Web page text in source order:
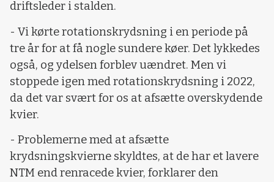
driftsleder i stalden.
- Vi kørte rotationskrydsning i en periode på
tre år for at få nogle sundere køer. Det lykkedes
også, og ydelsen forblev uændret. Men vi
stoppede igen med rotationskrydsning i 2022,
da det var svært for os at afsætte overskydende
kvier.
- Problemerne med at afsætte
krydsningskvierne skyldtes, at de har et lavere
NTM end renracede kvier, forklarer den